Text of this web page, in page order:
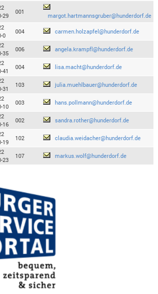
29
001
margot.hartmannsgruber@hunderdorf.de
0
004 carmen.holzapfel@hunderdorf.de
35
006 angela.krampfl@hunderdorf.de
41
004 lisa.macht@hunderdorf.de
31
103 julia.muehlbauer@hunderdorf.de
10
003 hans.pollmann@hunderdorf.de
16
002 sandra.rother@hunderdorf.de
19
102 claudia.weidacher@hunderdorf.de
23
107 markus.wolf@hunderdorf.de